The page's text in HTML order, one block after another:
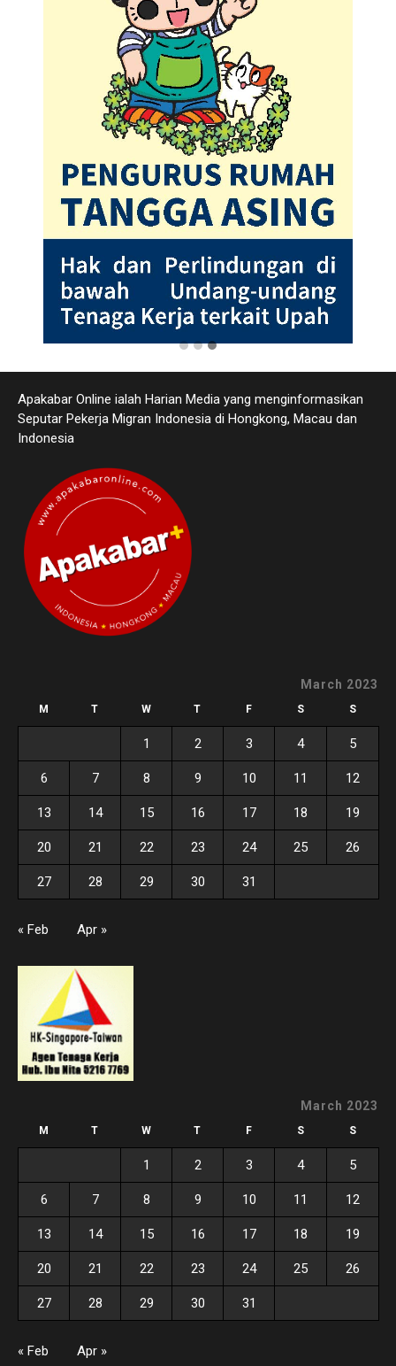
Apakabar Online ialah Harian Media yang menginformasikan
Seputar Pekerja Migran Indonesia di Hongkong, Macau dan
Indonesia
March 2023
M T W T F S S
1 2 3 4 5
6 7 8 9 10 11 12
13 14 15 16 17 18 19
20 21 22 23 24 25 26
27 28 29 30 31
« Feb Apr »
March 2023
M T W T F S S
1 2 3 4 5
6 7 8 9 10 11 12
13 14 15 16 17 18 19
20 21 22 23 24 25 26
27 28 29 30 31
« Feb Apr »